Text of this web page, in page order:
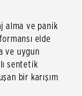
alma ve panik
elde
ve uygun
sentetik
bir karışım